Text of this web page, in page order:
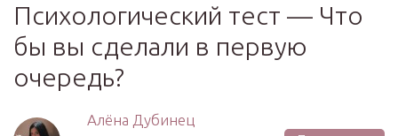
Психологический тест — Что
бы вы сделали в первую
очередь?
Алёна Дубинец